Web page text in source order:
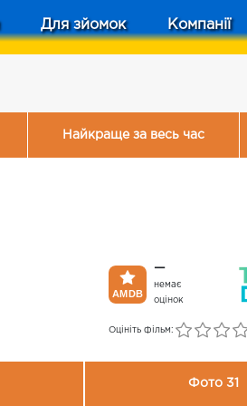
Для зйомок Компанії
Найкраще за весь час
—
немає
оцінок
Оцініть фільм:
Фото 31